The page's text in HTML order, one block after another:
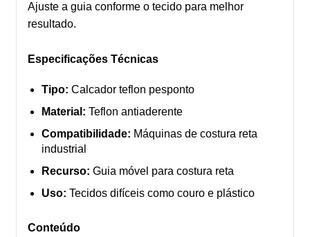
Ajuste a guia conforme o tecido para melhor
resultado.
Especificações Técnicas
Tipo: Calcador teflon pesponto
Material: Teflon antiaderente
Compatibilidade: Máquinas de costura reta
industrial
Recurso: Guia móvel para costura reta
Uso: Tecidos difíceis como couro e plástico
Conteúdo